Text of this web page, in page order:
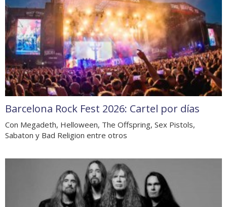
Barcelona Rock Fest 2026: Cartel por días
Con Megadeth, Helloween, The Offspring, Sex Pistols,
Sabaton y Bad Religion entre otros